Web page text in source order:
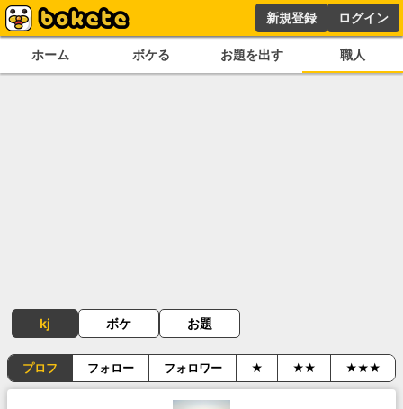
新規登録 ログイン
ホーム ボケる お題を出す 職人
kj ボケ お題
プロフ フォロー フォロワー ★ ★★ ★★★